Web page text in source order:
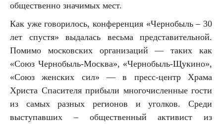
общественно значимых мест.
Как уже говорилось, конференция «Чернобыль – 30
лет спустя» выдалась весьма представительной.
Помимо московских организаций — таких как
«Союз Чернобыль-Москва», «Чернобыль-Щукино»,
«Союз женских сил» — в пресс-центр Храма
Христа Спасителя прибыли многочисленные гости
из самых разных регионов и уголков. Среди
выступавших – общественный активист из